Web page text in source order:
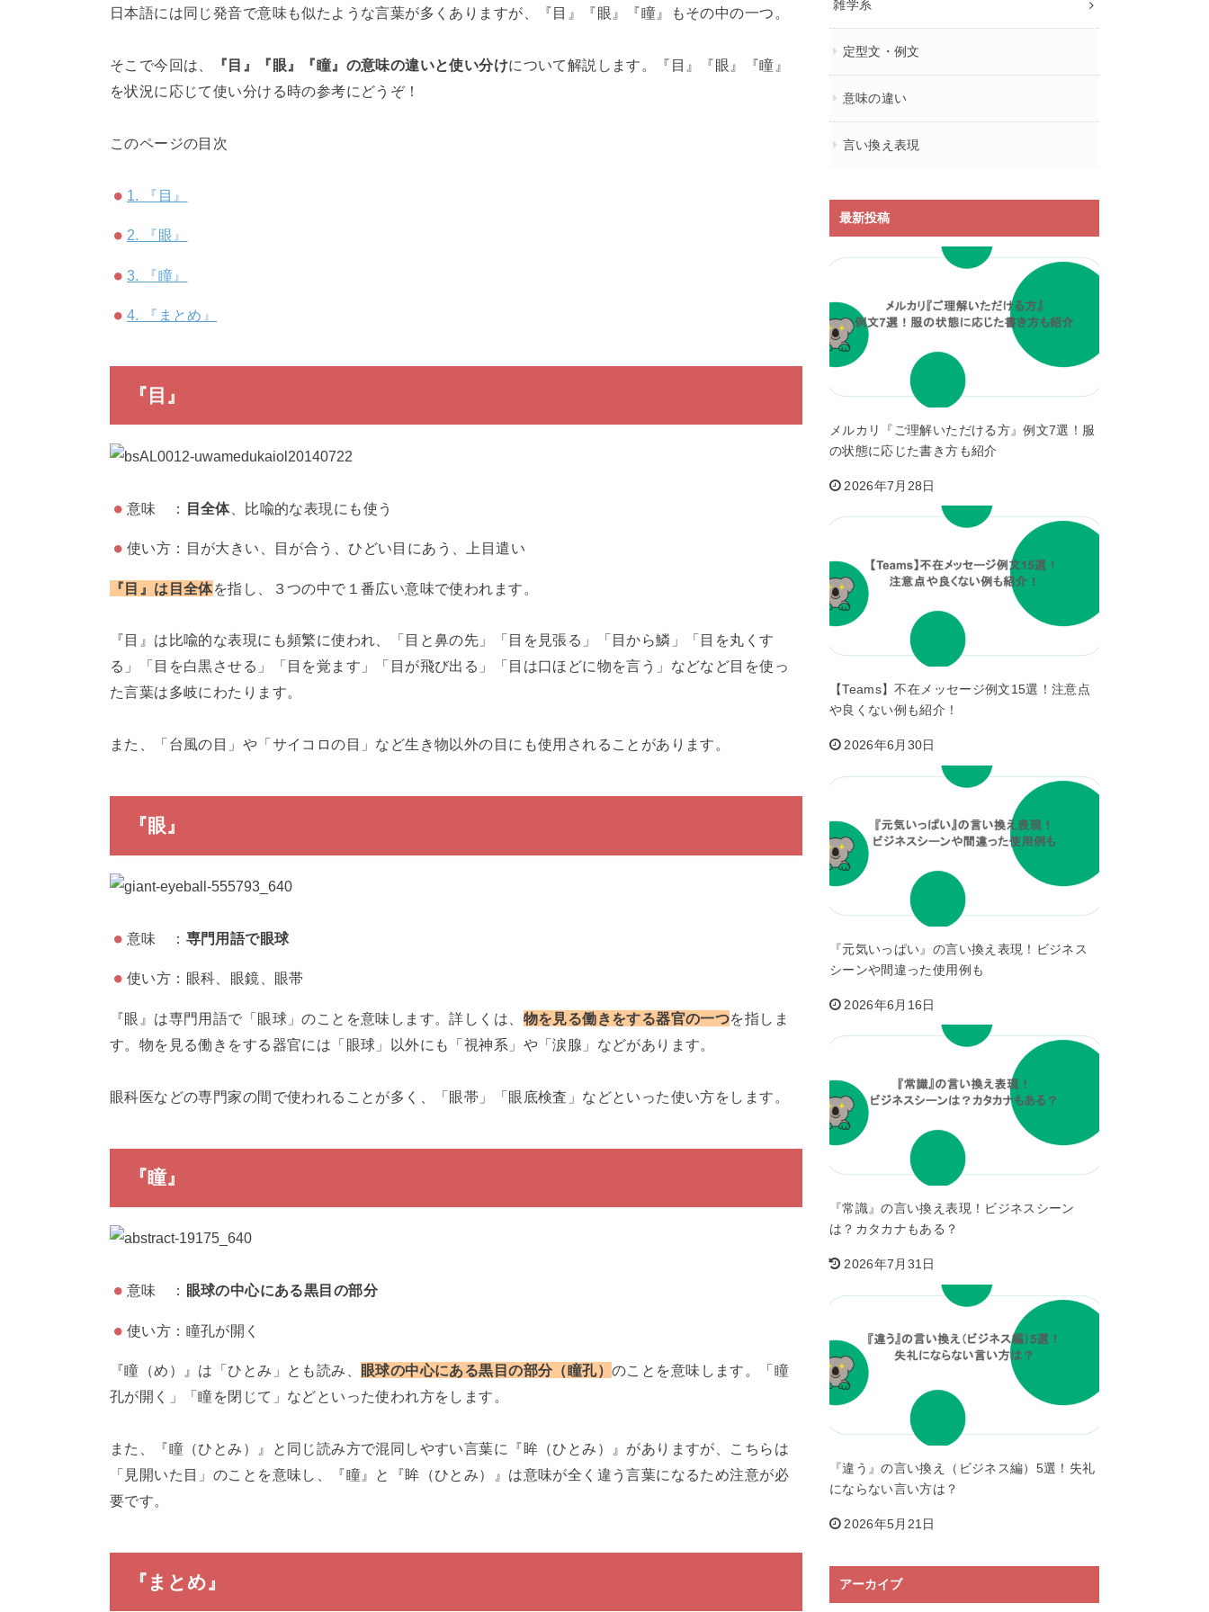
日本語には同じ発音で意味も似たような言葉が多くありますが、『目』『眼』『瞳』もその中の一つ。
そこで今回は、 『目』『眼』『瞳』の意味の違いと使い分けについて解説します。『目』『眼』『瞳』
を状況に応じて使い分ける時の参考にどうぞ！
このページの目次
1. 『目』
2. 『眼』
3. 『瞳』
4. 『まとめ』
『目』
意味 ： 目全体、比喩的な表現にも使う
使い方：目が大きい、目が合う、ひどい目にあう、上目遣い
『目』は目全体を指し、３つの中で１番広い意味で使われます。
『目』は比喩的な表現にも頻繁に使われ、「目と鼻の先」「目を見張る」「目から鱗」「目を丸くす
る」「目を白黒させる」「目を覚ます」「目が飛び出る」「目は口ほどに物を言う」などなど目を使っ
た言葉は多岐にわたります。
また、「台風の目」や「サイコロの目」など生き物以外の目にも使用されることがあります。
『眼』
意味 ： 専門用語で眼球
使い方：眼科、眼鏡、眼帯
『眼』は専門用語で「眼球」のことを意味します。詳しくは、 物を見る働きをする器官の一つを指しま
す。物を見る働きをする器官には「眼球」以外にも「視神系」や「涙腺」などがあります。
眼科医などの専門家の間で使われることが多く、「眼帯」「眼底検査」などといった使い方をします。
『瞳』
意味 ： 眼球の中心にある黒目の部分
使い方：瞳孔が開く
『瞳（め）』は「ひとみ」とも読み、 眼球の中心にある黒目の部分（瞳孔）のことを意味します。「瞳
孔が開く」「瞳を閉じて」などといった使われ方をします。
また、『瞳（ひとみ）』と同じ読み方で混同しやすい言葉に『眸（ひとみ）』がありますが、こちらは
「見開いた目」のことを意味し、『瞳』と『眸（ひとみ）』は意味が全く違う言葉になるため注意が必
要です。
『まとめ』
雑学系
定型文・例文
意味の違い
言い換え表現
最新投稿
メルカリ『ご理解いただける方』例文7選！服
の状態に応じた書き方も紹介
2026年7月28日
【Teams】不在メッセージ例文15選！注意点
や良くない例も紹介！
2026年6月30日
『元気いっぱい』の言い換え表現！ビジネス
シーンや間違った使用例も
2026年6月16日
『常識』の言い換え表現！ビジネスシーン
は？カタカナもある？
2026年7月31日
『違う』の言い換え（ビジネス編）5選！失礼
にならない言い方は？
2026年5月21日
アーカイブ